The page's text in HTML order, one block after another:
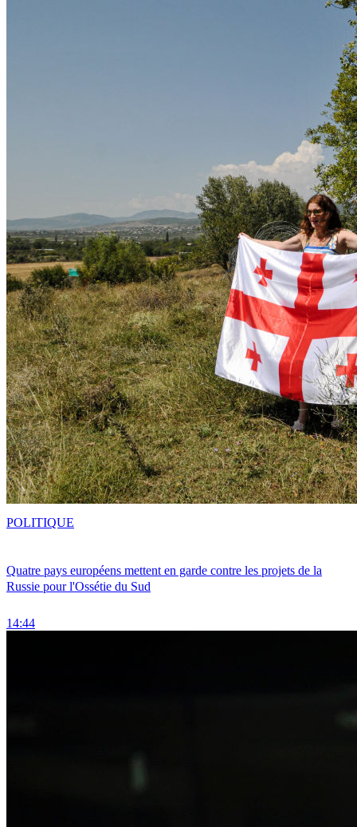
Quatre pays européens mettent en garde contre les projets de la
Russie pour l'Ossétie du Sud
14:44
POLITIQUE